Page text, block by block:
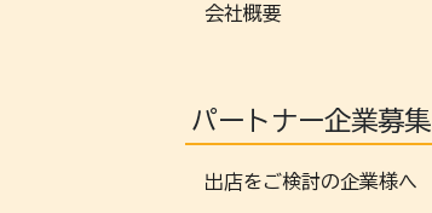
会社概要
パートナー企業募集
出店をご検討の企業様へ